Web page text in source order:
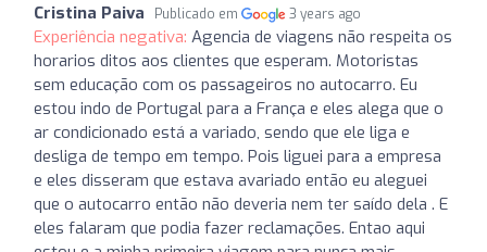
Cristina Paiva Publicado em 3 years ago
Experiência negativa: Agencia de viagens não respeita os
horarios ditos aos clientes que esperam. Motoristas
sem educação com os passageiros no autocarro. Eu
estou indo de Portugal para a França e eles alega que o
ar condicionado está a variado, sendo que ele liga e
desliga de tempo em tempo. Pois liguei para a empresa
e eles disseram que estava avariado então eu aleguei
que o autocarro então não deveria nem ter saído dela . E
eles falaram que podia fazer reclamações. Entao aqui